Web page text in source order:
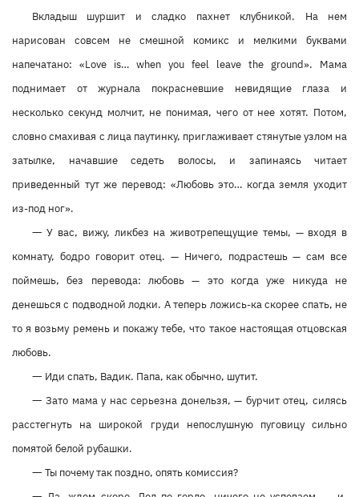
Вкладыш шуршит и сладко пахнет клубникой. На нем
нарисован совсем не смешной комикс и мелкими буквами
напечатано: «Love is… when you feel leave the ground». Мама
поднимает от журнала покрасневшие невидящие глаза и
несколько секунд молчит, не понимая, чего от нее хотят. Потом,
словно смахивая с лица паутинку, приглаживает стянутые узлом на
затылке, начавшие седеть волосы, и запинаясь читает
приведенный тут же перевод: «Любовь это… когда земля уходит
из-под ног».
—У вас, вижу, ликбез на животрепещущие темы, — входя в
комнату, бодро говорит отец. — Ничего, подрастешь — сам все
поймешь, без перевода: любовь — это когда уже никуда не
денешься с подводной лодки. А теперь ложись-ка скорее спать, не
то я возьму ремень и покажу тебе, что такое настоящая отцовская
любовь.
— Иди спать, Вадик. Папа, как обычно, шутит.
—Зато мама у нас серьезна донельзя, — бурчит отец, силясь
расстегнуть на широкой груди непослушную пуговицу сильно
помятой белой рубашки.
— Ты почему так поздно, опять комиссия?